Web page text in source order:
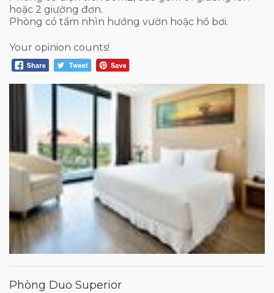
hoặc 2 giường đơn.
Phòng có tầm nhìn hướng vườn hoặc hồ bơi.
Your opinion counts!
Phòng Duo Superior